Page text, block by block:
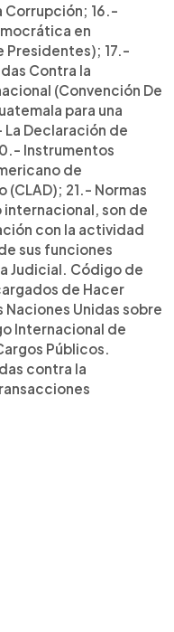
Corrupción; 16.-
en
Presidentes); 17.-
Contra la
(Convención De
para una
La Declaración de
Instrumentos
de
21.- Normas
son de
con la actividad
sus funciones
Judicial. Código de
de Hacer
Unidas sobre
Internacional de
Públicos.
contra la